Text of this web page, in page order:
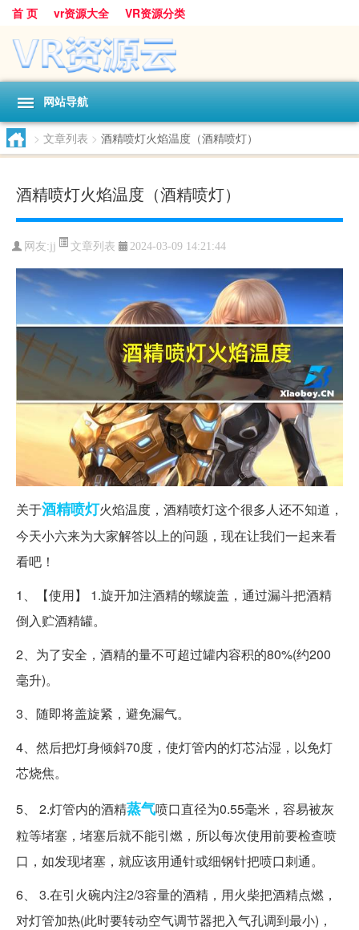
首 页 vr资源大全 VR资源分类
网站导航
> 文章列表 > 酒精喷灯火焰温度（酒精喷灯）
酒精喷灯火焰温度（酒精喷灯）
网友:jj 文章列表 2024-03-09 14:21:44
关于酒精喷灯火焰温度，酒精喷灯这个很多人还不知道，
今天小六来为大家解答以上的问题，现在让我们一起来看
看吧！
1、【使用】 1.旋开加注酒精的螺旋盖，通过漏斗把酒精
倒入贮酒精罐。
2、为了安全，酒精的量不可超过罐内容积的80%(约200
毫升)。
3、随即将盖旋紧，避免漏气。
4、然后把灯身倾斜70度，使灯管内的灯芯沾湿，以免灯
芯烧焦。
5、 2.灯管内的酒精蒸气喷口直径为0.55毫米，容易被灰
粒等堵塞，堵塞后就不能引燃，所以每次使用前要检查喷
口，如发现堵塞，就应该用通针或细钢针把喷口刺通。
6、 3.在引火碗内注2/3容量的酒精，用火柴把酒精点燃，
对灯管加热(此时要转动空气调节器把入气孔调到最小)，